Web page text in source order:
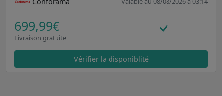
699,99€
Livraison gratuite
Vérifier la disponiblité